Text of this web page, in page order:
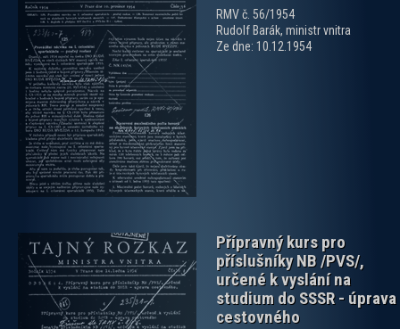
RMV č. 56/1954
Rudolf Barák, ministr vnitra
Ze dne: 10.12.1954
Přípravný kurs pro
příslušníky NB /PVS/,
určené k vyslání na
studium do SSSR - úprava
cestovného
zobrazit PDF dokument